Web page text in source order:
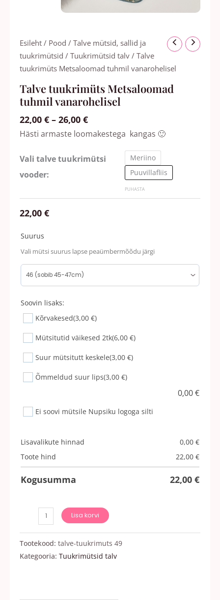
Esileht / Pood / Talve mütsid, sallid ja
tuukrimütsid / Tuukrimütsid talv / Talve
tuukrimüts Metsaloomad tuhmil vanarohelisel
Talve tuukrimüts Metsaloomad
tuhmil vanarohelisel
22,00 € – 26,00 €
Hinnavahemik:
22,00 €
kuni
Hästi armaste loomakestega kangas 🙂
Vali talve tuukrimütsi
vooder:
Meriino
Puuvillafliis
PUHASTA
22,00 €
Suurus
Vali mütsi suurus lapse peaümbermõõdu järgi
Soovin lisaks:
Kõrvakesed(3,00 €)
Mütsitutid väikesed 2tk(6,00 €)
Suur mütsitutt keskele(3,00 €)
Õmmeldud suur lips(3,00 €)
0,00€
Ei soovi mütsile Nupsiku logoga silti
Lisavalikute hinnad 0,00 €
Toote hind
22,00 €
Kogusumma 22,00 €
Talve
tuukrimüts
Metsaloomad
vanarohelisel
kogus
Lisa korvi
Tootekood: talve-tuukrimuts 49
Kategooria: Tuukrimütsid talv